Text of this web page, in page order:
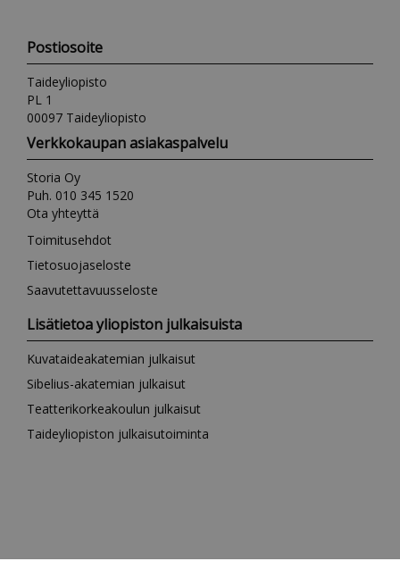
Postiosoite
Taideyliopisto
PL 1
00097 Taideyliopisto
Verkkokaupan asiakaspalvelu
Storia Oy
Puh. 010 345 1520
Ota yhteyttä
Toimitusehdot
Tietosuojaseloste
Saavutettavuusseloste
Lisätietoa yliopiston julkaisuista
Kuvataideakatemian julkaisut
Sibelius-akatemian julkaisut
Teatterikorkeakoulun julkaisut
Taideyliopiston julkaisutoiminta